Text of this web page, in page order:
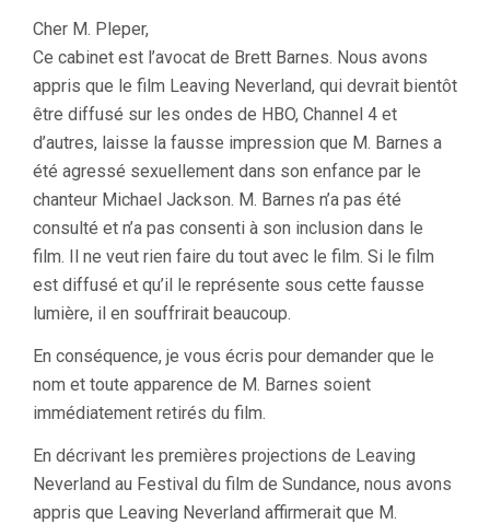
Cher M. Pleper,
Ce cabinet est l’avocat de Brett Barnes. Nous avons
appris que le film Leaving Neverland, qui devrait bientôt
être diffusé sur les ondes de HBO, Channel 4 et
d’autres, laisse la fausse impression que M. Barnes a
été agressé sexuellement dans son enfance par le
chanteur Michael Jackson. M. Barnes n’a pas été
consulté et n’a pas consenti à son inclusion dans le
film. Il ne veut rien faire du tout avec le film. Si le film
est diffusé et qu’il le représente sous cette fausse
lumière, il en souffrirait beaucoup.
En conséquence, je vous écris pour demander que le
nom et toute apparence de M. Barnes soient
immédiatement retirés du film.
En décrivant les premières projections de Leaving
Neverland au Festival du film de Sundance, nous avons
appris que Leaving Neverland affirmerait que M.